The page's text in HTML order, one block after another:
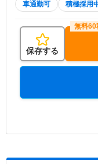
車通勤可 積極採用
保存する